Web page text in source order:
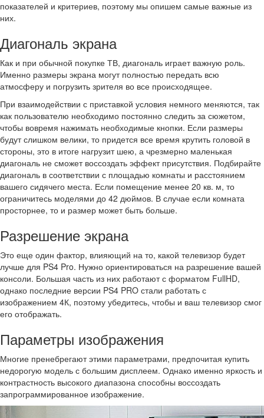
показателей и критериев, поэтому мы опишем самые важные из
них.
Диагональ экрана
Как и при обычной покупке ТВ, диагональ играет важную роль.
Именно размеры экрана могут полностью передать всю
атмосферу и погрузить зрителя во все происходящее.
При взаимодействии с приставкой условия немного меняются, так
как пользователю необходимо постоянно следить за сюжетом,
чтобы вовремя нажимать необходимые кнопки. Если размеры
будут слишком велики, то придется все время крутить головой в
стороны, это в итоге нагрузит шею, а чрезмерно маленькая
диагональ не сможет воссоздать эффект присутствия. Подбирайте
диагональ в соответствии с площадью комнаты и расстоянием
вашего сидячего места. Если помещение менее 20 кв. м, то
ограничитесь моделями до 42 дюймов. В случае если комната
просторнее, то и размер может быть больше.
Разрешение экрана
Это еще один фактор, влияющий на то, какой телевизор будет
лучше для PS4 Pro. Нужно ориентироваться на разрешение вашей
консоли. Большая часть из них работают с форматом FullHD,
однако последние версии PS4 PRO стали работать с
изображением 4К, поэтому убедитесь, чтобы и ваш телевизор смог
его отображать.
Параметры изображения
Многие пренебрегают этими параметрами, предпочитая купить
недорогую модель с большим дисплеем. Однако именно яркость и
контрастность высокого диапазона способны воссоздать
запрограммированное изображение.